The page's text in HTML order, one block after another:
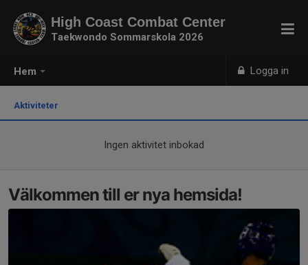
Hem Logga in
High Coast Combat Center
Taekwondo Sommarskola 2026
Aktiviteter
Ingen aktivitet inbokad
Välkommen till er nya hemsida!